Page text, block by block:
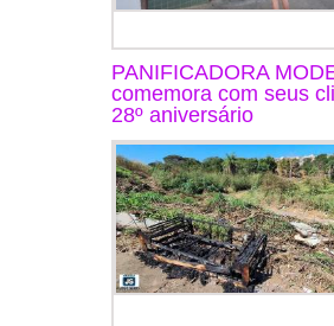
PANIFICADORA
comemora com seus
28º aniversário